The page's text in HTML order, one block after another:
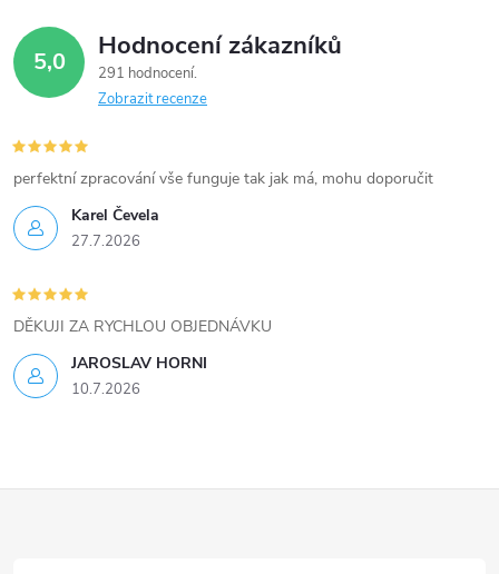
5,0 Hodnocení zákazníků
291 hodnocení
Zobrazit recenze
Karel Čevela
27.7.2026
perfektní zpracování vše funguje tak jak má, mohu doporučit
JAROSLAV HORNI
10.7.2026
DĚKUJI ZA RYCHLOU OBJEDNÁVKU